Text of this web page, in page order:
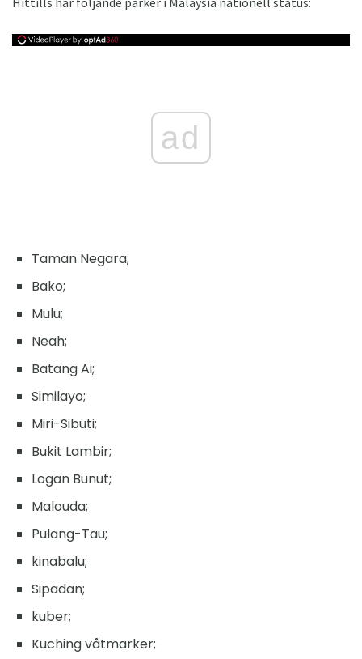
ad
Taman Negara;
Bako;
Mulu;
Neah;
Batang Ai;
Similayo;
Miri-Sibuti;
Bukit Lambir;
Logan Bunut;
Malouda;
Pulang-Tau;
kinabalu;
Sipadan;
kuber;
Kuching våtmarker;